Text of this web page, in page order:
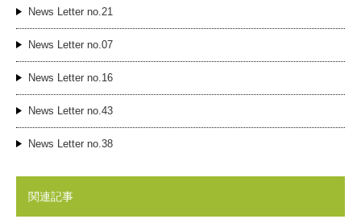
News Letter no.21
News Letter no.07
News Letter no.16
News Letter no.43
News Letter no.38
関連記事